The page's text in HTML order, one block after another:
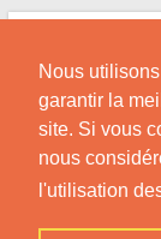
Nous
garantir la
site. Si vous
nous
l'utilisation
Skip
content
Conseils pour
Afros !